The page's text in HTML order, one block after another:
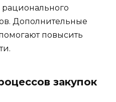
Дополнительные
повысить
закупок